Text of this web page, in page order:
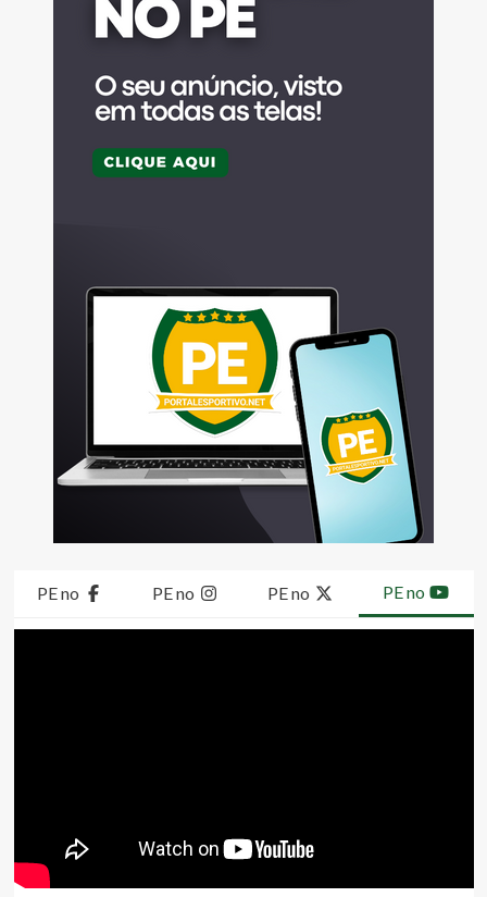
PE no PE no PE no PE no